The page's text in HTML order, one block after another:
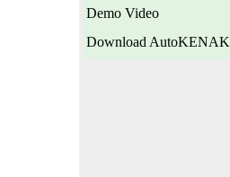
Demo Video
Download AutoKENAK